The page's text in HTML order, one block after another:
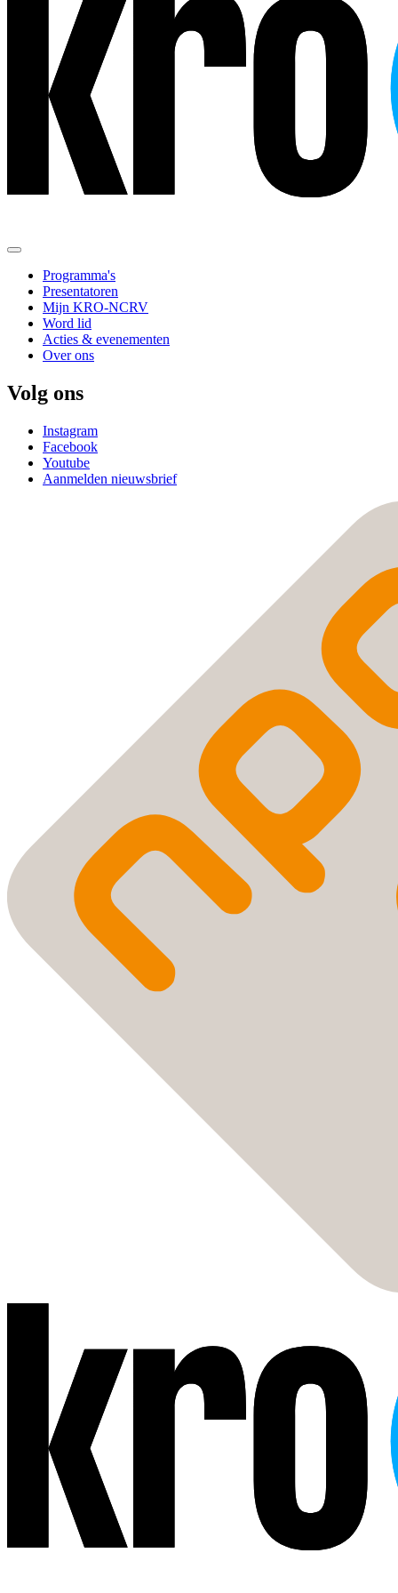
Programma's
Presentatoren
Mijn KRO-NCRV
Word lid
Acties & evenementen
Over ons
Volg ons
Instagram
Facebook
Youtube
Aanmelden nieuwsbrief